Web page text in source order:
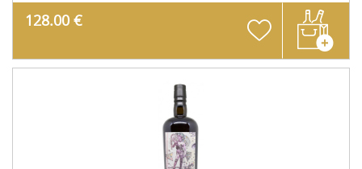
128.00 €